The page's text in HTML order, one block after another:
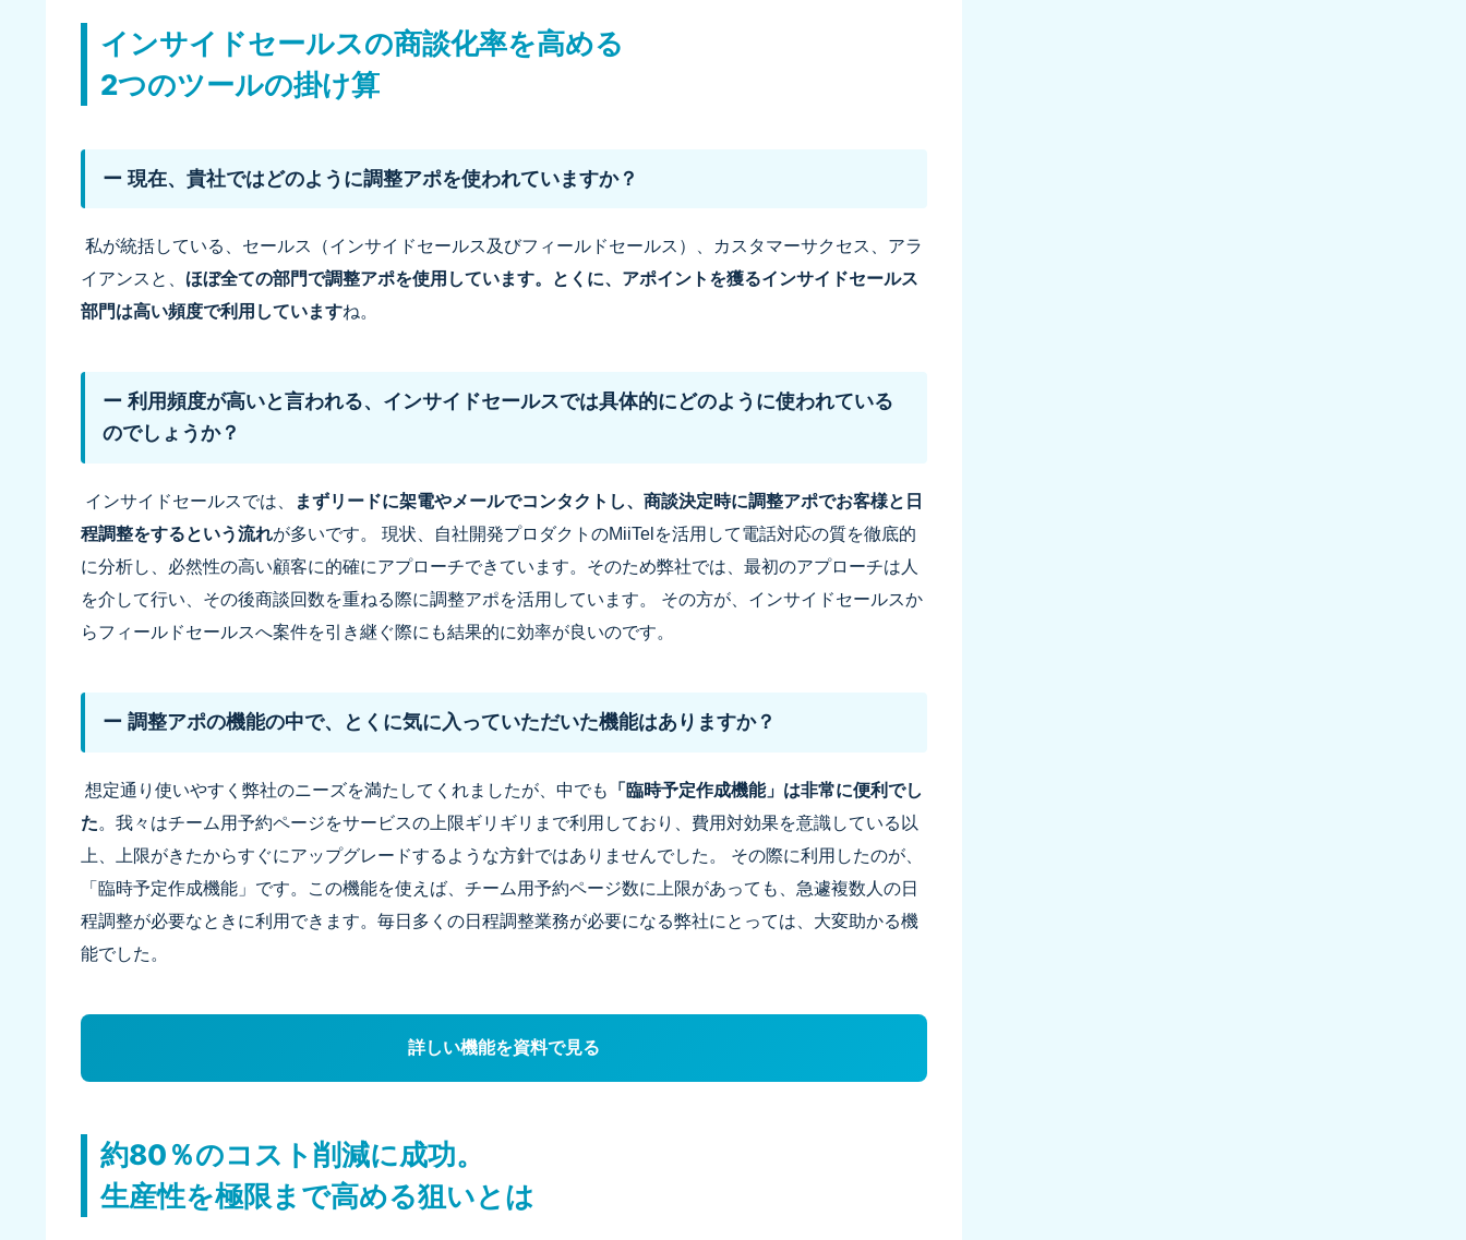
インサイドセールスの商談化率を高める
2つのツールの掛け算
ー 現在、貴社ではどのように調整アポを使われていますか？
私が統括している、セールス（インサイドセールス及びフィールドセールス）、カスタマーサクセス、アラ
イアンスと、 ほぼ全ての部門で調整アポを使用しています。とくに、アポイントを獲るインサイドセールス
部門は高い頻度で利用していますね。
ー 利用頻度が高いと言われる、インサイドセールスでは具体的にどのように使われている
のでしょうか？
インサイドセールスでは、
まずリードに架電やメールでコンタクトし、商談決定時に調整アポでお客様と日
程調整をするという流れが多いです。 現状、自社開発プロダクトのMiiTelを活用して電話対応の質を徹底的
に分析し、必然性の高い顧客に的確にアプローチできています。そのため弊社では、最初のアプローチは人
を介して行い、その後商談回数を重ねる際に調整アポを活用しています。 その方が、インサイドセールスか
らフィールドセールスへ案件を引き継ぐ際にも結果的に効率が良いのです。
ー 調整アポの機能の中で、とくに気に入っていただいた機能はありますか？
想定通り使いやすく弊社のニーズを満たしてくれましたが、中でも
「臨時予定作成機能」は非常に便利でし
た。我々はチーム用予約ページをサービスの上限ギリギリまで利用しており、費用対効果を意識している以
上、上限がきたからすぐにアップグレードするような方針ではありませんでした。 その際に利用したのが、
「臨時予定作成機能」です。この機能を使えば、チーム用予約ページ数に上限があっても、急遽複数人の日
程調整が必要なときに利用できます。毎日多くの日程調整業務が必要になる弊社にとっては、大変助かる機
能でした。
詳しい機能を資料で見る
約80％のコスト削減に成功。
生産性を極限まで高める狙いとは